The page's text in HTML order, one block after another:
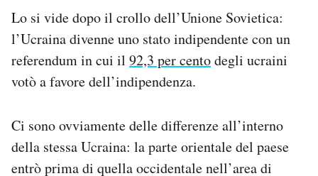
Lo si vide dopo il crollo dell’Unione Sovietica:
l’Ucraina divenne uno stato indipendente con un
referendum in cui il 92,3 per centodegli ucraini
votò a favore dell’indipendenza.
Ci sono ovviamente delle differenze all’interno
della stessa Ucraina: la parte orientale del paese
entrò prima di quella occidentale nell’area di